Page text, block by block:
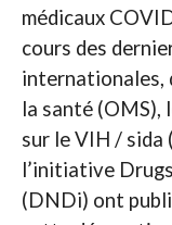
médicaux
cours des
internationales,
la santé (OMS),
sur le VIH /
l’initiative
(DNDi) ont